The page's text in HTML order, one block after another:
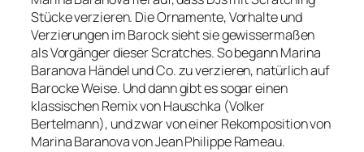
Stücke verzieren. Die Ornamente, Vorhalte und
Verzierungen im Barock sieht sie gewissermaßen
als Vorgänger dieser Scratches. So begann Marina
Baranova Händel und Co. zu verzieren, natürlich auf
Barocke Weise. Und dann gibt es sogar einen
klassischen Remix von Hauschka (Volker
Bertelmann), und zwar von einer Rekomposition von
Marina Baranova von Jean Philippe Rameau.